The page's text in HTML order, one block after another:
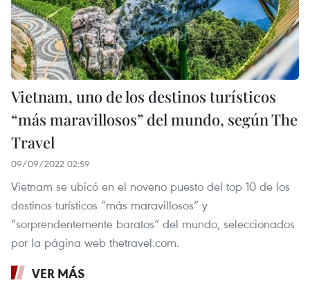
Vietnam, uno de los destinos turísticos
“más maravillosos” del mundo, según The
Travel
09/09/2022 02:59
Vietnam se ubicó en el noveno puesto del top 10 de los
destinos turísticos “más maravillosos” y
“sorprendentemente baratos” del mundo, seleccionados
por la página web thetravel.com.
VER MÁS